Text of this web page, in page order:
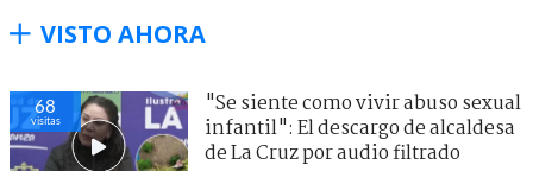
VISTO AHORA
68
visitas
"Se siente como vivir abuso sexual
infantil": El descargo de alcaldesa
de La Cruz por audio filtrado